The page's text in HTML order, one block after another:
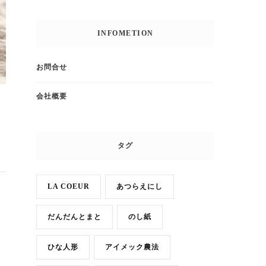
INFOMETION
お問合せ
会社概要
タグ
LA COEUR あつらえにし
だんだんとまと のし紙
ひな人形 アイメック農法